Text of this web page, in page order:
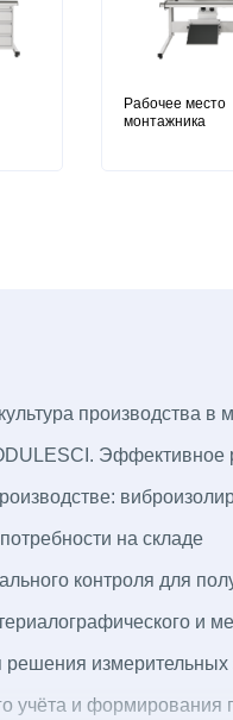
Рабочее место
монтажника
производства в
на складе
контроля для
и
измерительных
учёта и